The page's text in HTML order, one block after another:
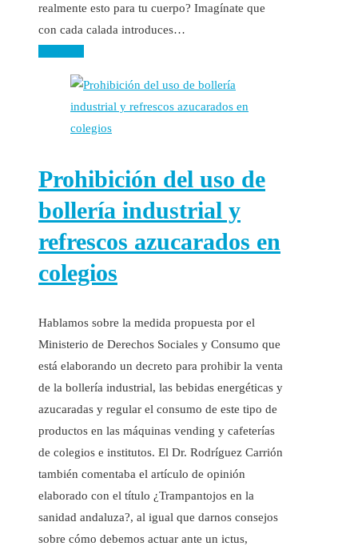
realmente esto para tu cuerpo? Imagínate que
con cada calada introduces…
Prohibición del uso de
bollería industrial y
refrescos azucarados en
colegios
Hablamos sobre la medida propuesta por el
Ministerio de Derechos Sociales y Consumo que
está elaborando un decreto para prohibir la venta
de la bollería industrial, las bebidas energéticas y
azucaradas y regular el consumo de este tipo de
productos en las máquinas vending y cafeterías
de colegios e institutos. El Dr. Rodríguez Carrión
también comentaba el artículo de opinión
elaborado con el título ¿Trampantojos en la
sanidad andaluza?, al igual que darnos consejos
sobre cómo debemos actuar ante un ictus,